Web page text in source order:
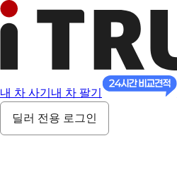
내 차 사기 내 차 팔기
딜러 전용 로그인